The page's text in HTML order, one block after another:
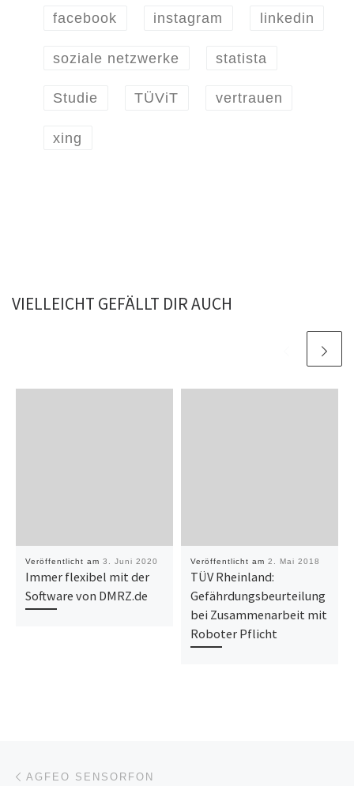
facebook instagram linkedin
soziale netzwerke statista
Studie TÜViT vertrauen
xing
VIELLEICHT GEFÄLLT DIR AUCH
Veröffentlicht am 3. Juni 2020
Immer flexibel mit der
Software von DMRZ.de
Veröffentlicht am 2. Mai 2018
TÜV Rheinland:
Gefährdungsbeurteilung
bei Zusammenarbeit mit
Roboter Pflicht
Beitragsnavigation
AGFEO SENSORFON